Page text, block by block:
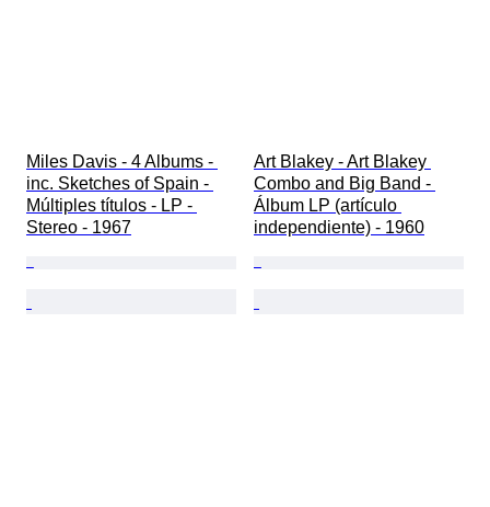
Miles Davis - 4 Albums -
inc. Sketches of Spain -
Múltiples títulos - LP -
Stereo - 1967
Art Blakey - Art Blakey
Combo and Big Band -
Álbum LP (artículo
independiente) - 1960